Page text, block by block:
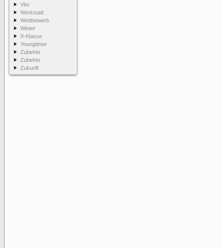
Vito
Werkstatt
Wettbewerb
Winter
X-Klasse
Youngtimer
Zubehör
Zubehör
Zukunft